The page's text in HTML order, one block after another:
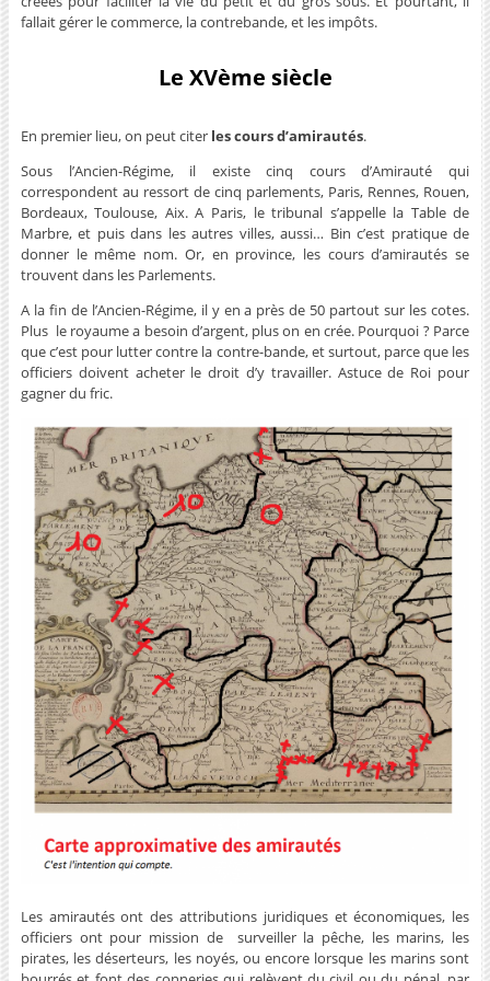
fallait gérer le commerce, la contrebande, et les impôts.
Le XVème siècle
En premier lieu, on peut citer les cours d’amirautés.
Sous l’Ancien-Régime, il existe cinq cours d’Amirauté qui
correspondent au ressort de cinq parlements, Paris, Rennes, Rouen,
Bordeaux, Toulouse, Aix. A Paris, le tribunal s’appelle la Table de
Marbre, et puis dans les autres villes, aussi… Bin c’est pratique de
donner le même nom. Or, en province, les cours d’amirautés se
trouvent dans les Parlements.
A la fin de l’Ancien-Régime, il y en a près de 50 partout sur les cotes.
Plus le royaume a besoin d’argent, plus on en crée. Pourquoi ? Parce
que c’est pour lutter contre la contre-bande, et surtout, parce que les
officiers doivent acheter le droit d’y travailler. Astuce de Roi pour
gagner du fric.
Les amirautés ont des attributions juridiques et économiques, les
officiers ont pour mission de surveiller la pêche, les marins, les
pirates, les déserteurs, les noyés, ou encore lorsque les marins sont